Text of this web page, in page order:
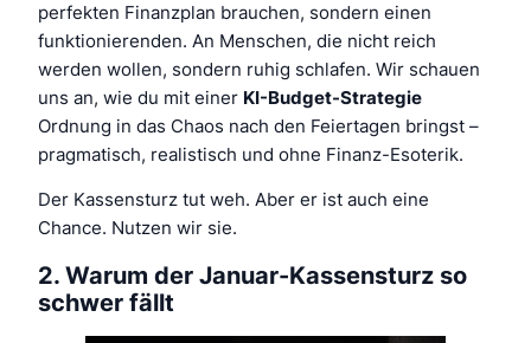
perfekten Finanzplan brauchen, sondern einen
funktionierenden. An Menschen, die nicht reich
werden wollen, sondern ruhig schlafen. Wir schauen
uns an, wie du mit einer KI-Budget-Strategie
Ordnung in das Chaos nach den Feiertagen bringst –
pragmatisch, realistisch und ohne Finanz-Esoterik.
Der Kassensturz tut weh. Aber er ist auch eine
Chance. Nutzen wir sie.
2. Warum der Januar-Kassensturz so
schwer fällt